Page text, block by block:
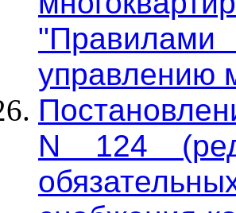
"Правилами
управлению
N 124